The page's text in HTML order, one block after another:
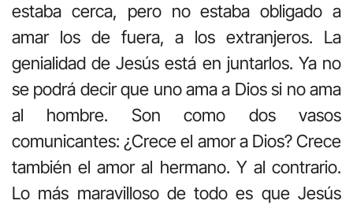
estaba cerca, pero no estaba obligado a
amar los de fuera, a los extranjeros. La
genialidad de Jesús está en juntarlos. Ya no
se podrá decir que uno ama a Dios si no ama
al hombre. Son como dos vasos
comunicantes: ¿Crece el amor a Dios? Crece
también el amor al hermano. Y al contrario.
Lo más maravilloso de todo es que Jesús